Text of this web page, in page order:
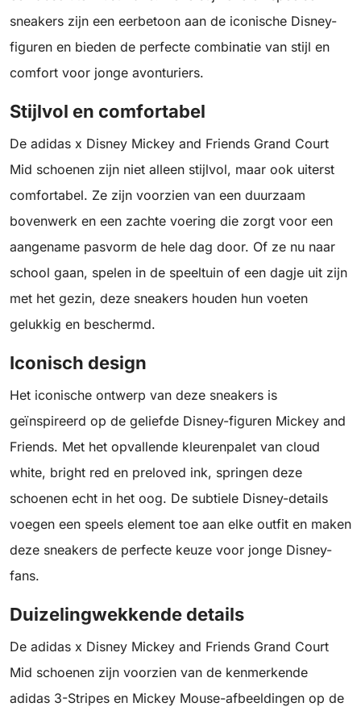
sneakers zijn een eerbetoon aan de iconische Disney-
figuren en bieden de perfecte combinatie van stijl en
comfort voor jonge avonturiers.
Stijlvol en comfortabel
De adidas x Disney Mickey and Friends Grand Court
Mid schoenen zijn niet alleen stijlvol, maar ook uiterst
comfortabel. Ze zijn voorzien van een duurzaam
bovenwerk en een zachte voering die zorgt voor een
aangename pasvorm de hele dag door. Of ze nu naar
school gaan, spelen in de speeltuin of een dagje uit zijn
met het gezin, deze sneakers houden hun voeten
gelukkig en beschermd.
Iconisch design
Het iconische ontwerp van deze sneakers is
geïnspireerd op de geliefde Disney-figuren Mickey and
Friends. Met het opvallende kleurenpalet van cloud
white, bright red en preloved ink, springen deze
schoenen echt in het oog. De subtiele Disney-details
voegen een speels element toe aan elke outfit en maken
deze sneakers de perfecte keuze voor jonge Disney-
fans.
Duizelingwekkende details
De adidas x Disney Mickey and Friends Grand Court
Mid schoenen zijn voorzien van de kenmerkende
adidas 3-Stripes en Mickey Mouse-afbeeldingen op de